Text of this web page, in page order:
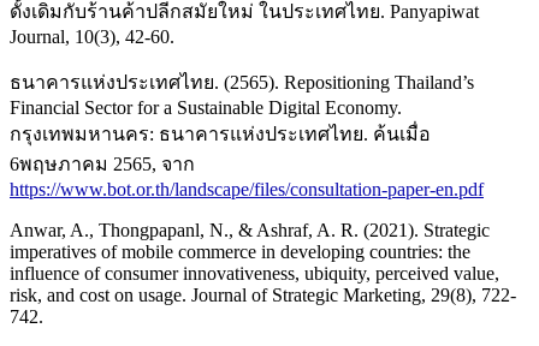
ดั้งเดิมกับร้านค้าปลีกสมัยใหม่ ในประเทศไทย. Panyapiwat
Journal, 10(3), 42-60.
ธนาคารแห่งประเทศไทย. (2565). Repositioning Thailand’s
Financial Sector for a Sustainable Digital Economy.
กรุงเทพมหานคร: ธนาคารแห่งประเทศไทย. ค้นเมื่อ
6พฤษภาคม 2565, จาก
https://www.bot.or.th/landscape/files/consultation-paper-en.pdf
Anwar, A., Thongpapanl, N., & Ashraf, A. R. (2021). Strategic
imperatives of mobile commerce in developing countries: the
influence of consumer innovativeness, ubiquity, perceived value,
risk, and cost on usage. Journal of Strategic Marketing, 29(8), 722-
742.